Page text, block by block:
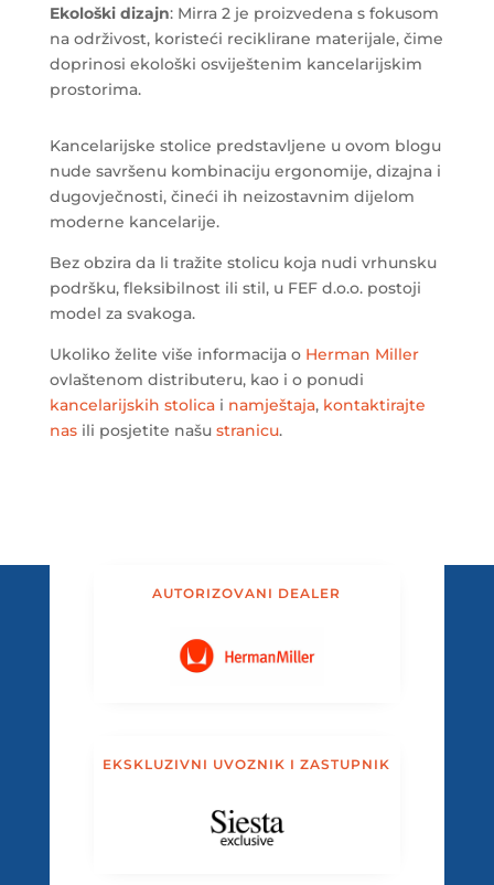
Ekološki dizajn: Mirra 2 je proizvedena s fokusom
na održivost, koristeći reciklirane materijale, čime
doprinosi ekološki osviještenim kancelarijskim
prostorima.
Kancelarijske stolice predstavljene u ovom blogu
nude savršenu kombinaciju ergonomije, dizajna i
dugovječnosti, čineći ih neizostavnim dijelom
moderne kancelarije.
Bez obzira da li tražite stolicu koja nudi vrhunsku
podršku, fleksibilnost ili stil, u FEF d.o.o. postoji
model za svakoga.
Ukoliko želite više informacija o Herman Miller
ovlaštenom distributeru, kao i o ponudi
kancelarijskih stolicai namještaja, kontaktirajte
nasili posjetite našu stranicu.
AUTORIZOVANI DEALER
EKSKLUZIVNI UVOZNIK I ZASTUPNIK